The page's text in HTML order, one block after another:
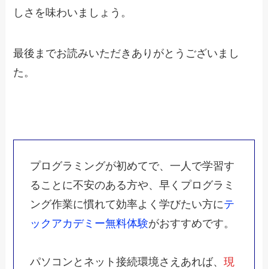
しさを味わいましょう。
最後までお読みいただきありがとうございまし
た。
プログラミングが初めてで、一人で学習す
ることに不安のある方や、早くプログラミ
ング作業に慣れて効率よく学びたい方にテ
ックアカデミー無料体験がおすすめです。
パソコンとネット接続環境さえあれば、現